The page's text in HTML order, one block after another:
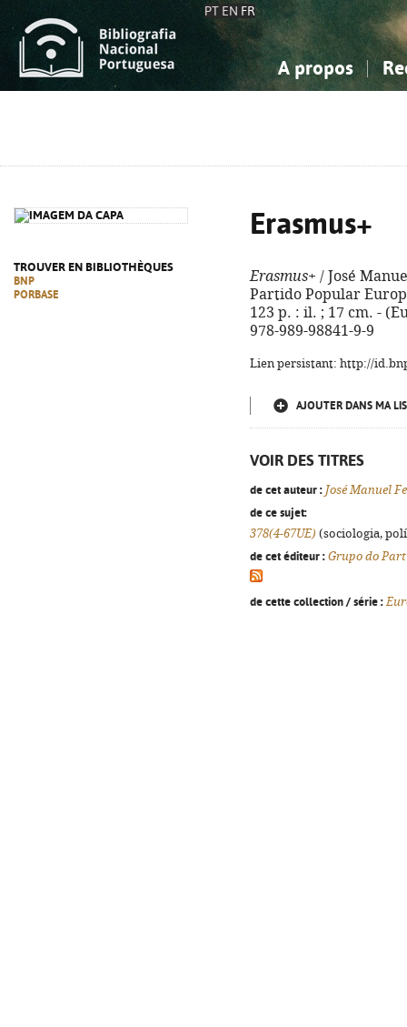
PT EN FR
A propos
TROUVER EN BIBLIOTHÈQUES
BNP
PORBASE
Erasmus+
Erasmus+ / José
Partido Popular
123 p. : il. ; 17 cm. -
978-989-98841-9-9
Lien persistant: http://
AJOUTER DANS MA
VOIR DES TITRES
de cet auteur : José Manuel
de ce sujet:
378(4-67UE) (sociologia,
de cet éditeur : Grupo do
de cette collection / série :